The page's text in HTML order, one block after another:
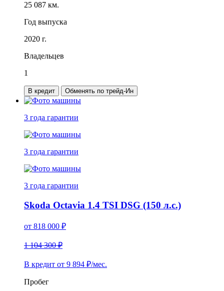
25 087 км.
Год выпуска
2020 г.
Владельцев
1
В кредит Обменять по трейд-Ин
3 года гарантии
3 года гарантии
3 года гарантии
Skoda Octavia 1.4 TSI DSG (150 л.с.)
от 818 000 ₽
1 104 300 ₽
В кредит от 9 894 ₽/мес.
Пробег